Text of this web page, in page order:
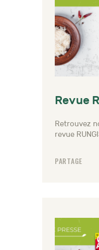
Revue
Retrouvez
revue
PARTAGE